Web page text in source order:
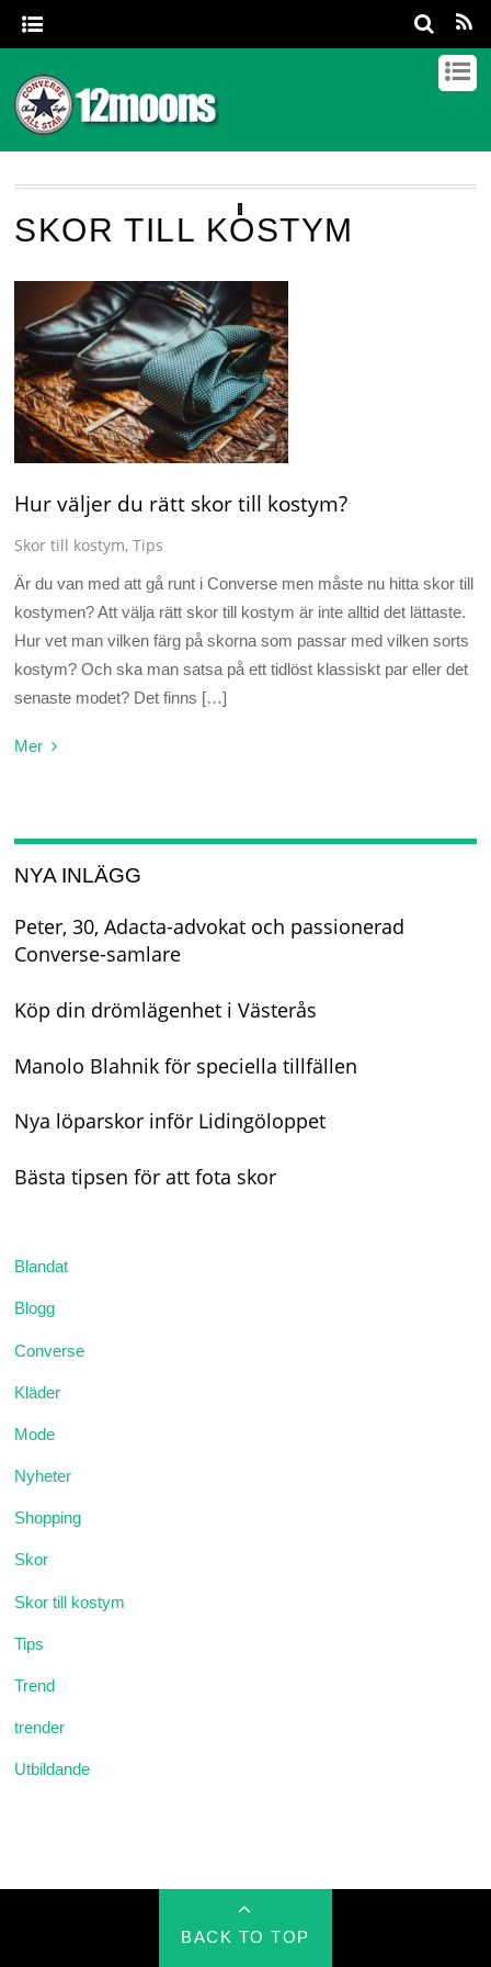
SKOR TILL KOSTYM
Hur väljer du rätt skor till kostym?
Skor till kostym,Tips
Är du van med att gå runt i Converse men måste nu hitta skor till
kostymen? Att välja rätt skor till kostym är inte alltid det lättaste.
Hur vet man vilken färg på skorna som passar med vilken sorts
kostym? Och ska man satsa på ett tidlöst klassiskt par eller det
senaste modet? Det finns […]
Mer
NYA INLÄGG
Peter, 30, Adacta-advokat och passionerad
Converse-samlare
Köp din drömlägenhet i Västerås
Manolo Blahnik för speciella tillfällen
Nya löparskor inför Lidingöloppet
Bästa tipsen för att fota skor
Blandat
Blogg
Converse
Kläder
Mode
Nyheter
Shopping
Skor
Skor till kostym
Tips
Trend
trender
Utbildande
BACK TO TOP